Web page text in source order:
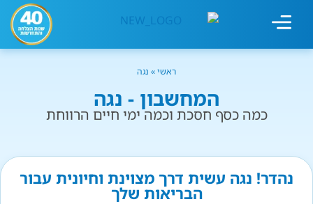
ראשי» נגה
המחשבון - נגה
כמה כסף חסכת וכמה ימי חיים הרווחת
נהדר! נגה עשית דרך מצוינת וחיונית עבור
הבריאות שלך